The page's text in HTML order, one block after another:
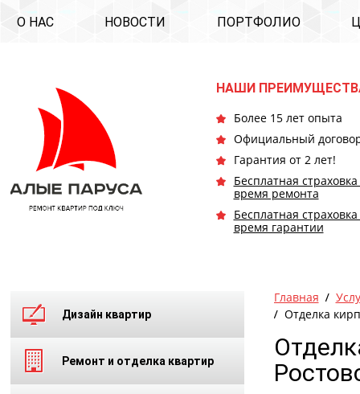
О НАС НОВОСТИ ПОРТФОЛИО
НАШИ
Более 15 лет опыта
Официальный
Гарантия от 2 лет!
Бесплатная
время ремонта
Бесплатная
время гарантии
Главная
Отделка
Дизайн квартир
Ремонт и отделка квартир